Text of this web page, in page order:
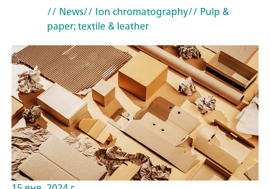
// News// Ion chromatography// Pulp &
paper; textile & leather